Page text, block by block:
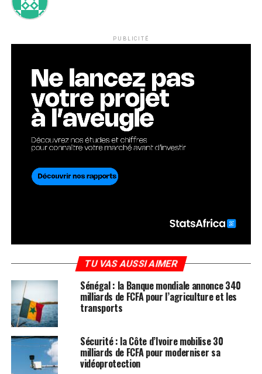
PUBLICITÉ
TU VAS AUSSI AIMER
Sénégal : la Banque mondiale annonce 340
milliards de FCFA pour l’agriculture et les
transports
Sécurité : la Côte d’Ivoire mobilise 30
milliards de FCFA pour moderniser sa
vidéoprotection